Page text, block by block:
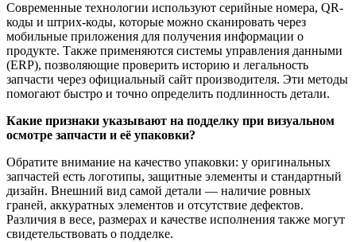
Современные технологии используют серийные номера, QR-
коды и штрих-коды, которые можно сканировать через
мобильные приложения для получения информации о
продукте. Также применяются системы управления данными
(ERP), позволяющие проверить историю и легальность
запчасти через официальный сайт производителя. Эти методы
помогают быстро и точно определить подлинность детали.
Какие признаки указывают на подделку при визуальном
осмотре запчасти и её упаковки?
Обратите внимание на качество упаковки: у оригинальных
запчастей есть логотипы, защитные элементы и стандартный
дизайн. Внешний вид самой детали — наличие ровных
граней, аккуратных элементов и отсутствие дефектов.
Различия в весе, размерах и качестве исполнения также могут
свидетельствовать о подделке.